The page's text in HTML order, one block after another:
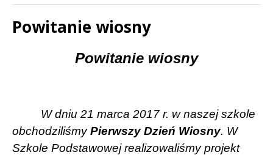
Powitanie wiosny
Powitanie wiosny
W dniu 21 marca 2017 r. w naszej szkole
obchodziliśmyPierwszy Dzień Wiosny. W
Szkole Podstawowej realizowaliśmy projekt